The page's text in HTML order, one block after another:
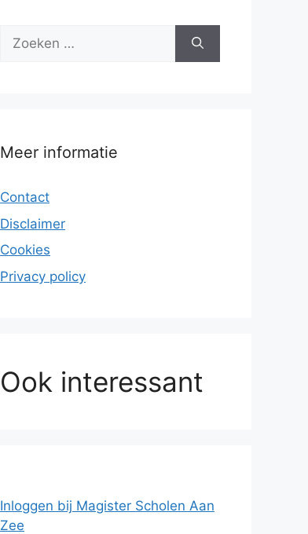
Zoek
Meer informatie
Contact
Disclaimer
Cookies
Privacy policy
Ook interessant
Inloggen bij Magister Scholen Aan
Zee